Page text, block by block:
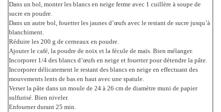
Dans un bol, monter les blancs en neige ferme avec 1 cuillère à soupe de
sucre en poudre.
Dans un autre bol, fouetter les jaunes d’œufs avec le restant de sucre jusqu’à
blanchiment.
Réduire les 200 g de cerneaux en poudre.
Ajouter le café, la poudre de noix et la fécule de maïs. Bien mélanger.
Incorporer 1/4 des blancs d’œufs en neige et fouetter pour détendre la pâte.
Incorporer délicatement le restant des blancs en neige en effectuant des
mouvements lents de bas en haut avec une spatule.
Verser la pâte dans un moule de 24 à 26 cm de diamètre muni de papier
sulfurisé. Bien niveler.
Enfourner durant 25 min.